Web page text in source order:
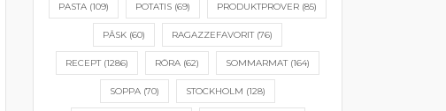
PASTA (109) POTATIS (69) PRODUKTPROVER (85)
PÅSK (60) RAGAZZEFAVORIT(76)
RECEPT(1286) RÖRA (62) SOMMARMAT(164)
SOPPA (70) STOCKHOLM (128)